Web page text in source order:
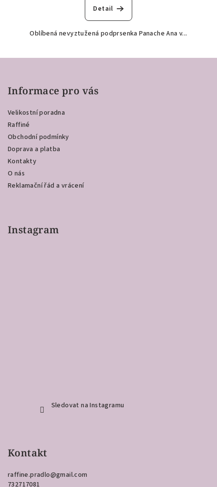
Detail
Oblíbená nevyztužená podprsenka Panache Ana v...
Informace pro vás
Velikostní poradna
Raffiné
Obchodní podmínky
Doprava a platba
Kontakty
O nás
Reklamační řád a vrácení
Instagram
Sledovat na Instagramu
Kontakt
raffine.pradlo@gmail.com
732717081